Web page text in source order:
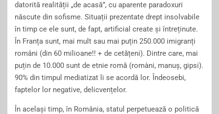
datorită realității „de acasă”, cu aparente paradoxuri
născute din sofisme. Situații prezentate drept insolvabile
în timp ce ele sunt, de fapt, artificial create și întreținute.
În Franța sunt, mai mult sau mai puțin 250.000 imigranți
români (din 60 milioane!! + de cetățeni). Dintre care, mai
puțin de 10.000 sunt de etnie romă (romàni, manuș, gipsi).
90% din timpul mediatizat li se acordă lor. Îndeosebi,
faptelor lor negative, delicvențelor.
În același timp, în România, statul perpetuează o politică